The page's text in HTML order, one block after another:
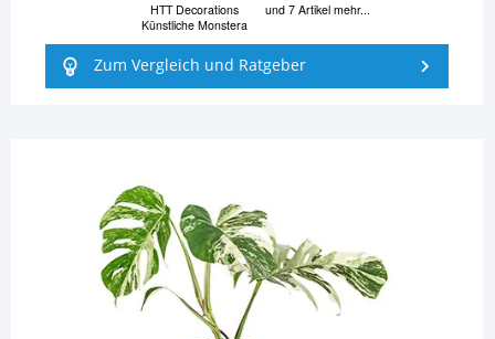
HTT Decorations
Künstliche Monstera
und 7 Artikel mehr...
Zum Vergleich und Ratgeber